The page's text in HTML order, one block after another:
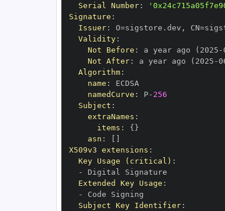
Serial Number:
Signature :
Issuer: O=sigstore.dev ,
Validity:
Not Before : a year ago (2025 -
Not After: a year ago (2025 -
Algorithm:
name :
namedCurve : P- 256
Subject :
extraNames :
items : { }
asn :
X509v3 extensions :
Key Usage (critical) :
-
Extended Key Usage :
-
Subject Key Identifier: